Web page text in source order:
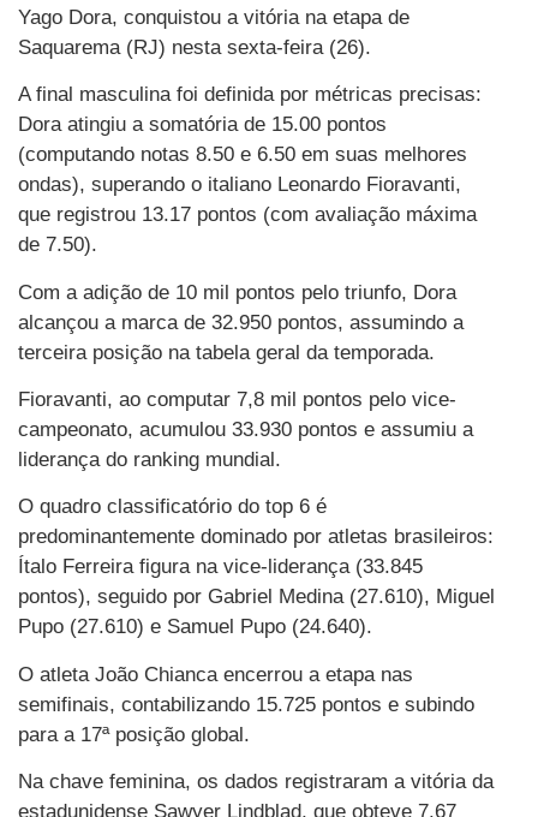
Yago Dora, conquistou a vitória na etapa de
Saquarema (RJ) nesta sexta-feira (26).
A final masculina foi definida por métricas precisas:
Dora atingiu a somatória de 15.00 pontos
(computando notas 8.50 e 6.50 em suas melhores
ondas), superando o italiano Leonardo Fioravanti,
que registrou 13.17 pontos (com avaliação máxima
de 7.50).
Com a adição de 10 mil pontos pelo triunfo, Dora
alcançou a marca de 32.950 pontos, assumindo a
terceira posição na tabela geral da temporada.
Fioravanti, ao computar 7,8 mil pontos pelo vice-
campeonato, acumulou 33.930 pontos e assumiu a
liderança do ranking mundial.
O quadro classificatório do top 6 é
predominantemente dominado por atletas brasileiros:
Ítalo Ferreira figura na vice-liderança (33.845
pontos), seguido por Gabriel Medina (27.610), Miguel
Pupo (27.610) e Samuel Pupo (24.640).
O atleta João Chianca encerrou a etapa nas
semifinais, contabilizando 15.725 pontos e subindo
para a 17ª posição global.
Na chave feminina, os dados registraram a vitória da
estadunidense Sawyer Lindblad, que obteve 7.67